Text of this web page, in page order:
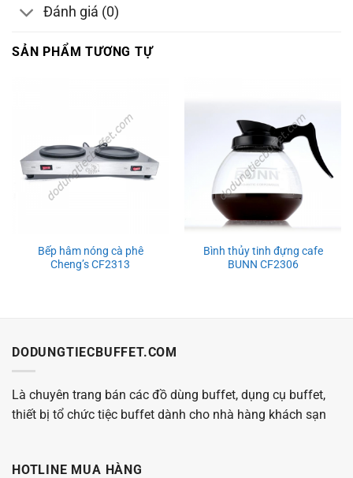
Đánh giá (0)
SẢN PHẨM TƯƠNG TỰ
Bếp hâm nóng cà phê
Cheng’s CF2313
Bình thủy tinh đựng cafe
BUNN CF2306
DODUNGTIECBUFFET.COM
Là chuyên trang bán các đồ dùng buffet, dụng cụ buffet,
thiết bị tổ chức tiệc buffet dành cho nhà hàng khách sạn
HOTLINE MUA HÀNG